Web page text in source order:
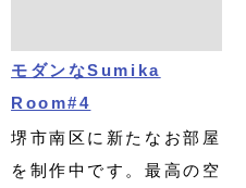
モダンなSumika
Room#4
堺市南区に新たなお部屋
を制作中です。最高の空